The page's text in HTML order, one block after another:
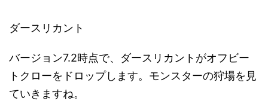
ダースリカント
バージョン7.2時点で、ダースリカントがオフビー
トクローをドロップします。モンスターの狩場を見
ていきますね。